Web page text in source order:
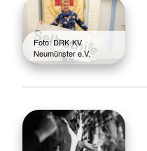
Foto: DRK-KV
Neumünster e.V.